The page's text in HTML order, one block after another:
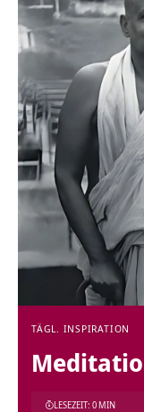
TÄGL. INSPIRATION
LESEZEIT: 0 MIN